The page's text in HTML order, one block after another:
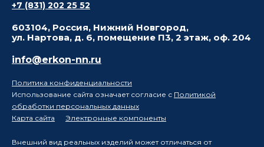
+7 (831) 202 25 52
603104, Россия, Нижний Новгород,
ул. Нартова, д. 6, помещение П3, 2 этаж, оф. 204
info@erkon-nn.ru
Политика конфиденциальности
Использование сайта означает согласие с Политикой
обработки персональных данных
Карта сайта
Электронные компоненты
Внешний вид реальных изделий может отличаться от